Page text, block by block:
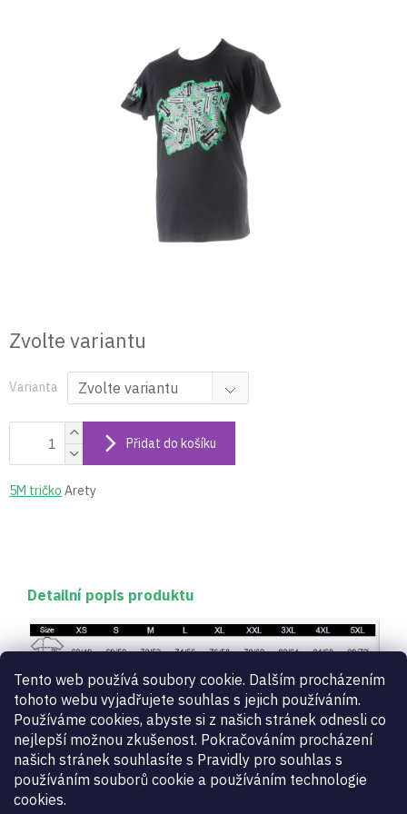
Tento web používá soubory cookie. Dalším procházením
tohoto webu vyjadřujete souhlas s jejich používáním.
Používáme cookies, abyste si z našich stránek odnesli co
nejlepší možnou zkušenost. Pokračováním procházení
našich stránek souhlasíte s Pravidly pro souhlas s
používáním souborů cookie a používáním technologie
cookies.
Zvolte variantu
Varianta
Přidat do košíku
5M tričko Arety
Detailní popis produktu
Doplňkové parametry
Kategorie:
Trička pro sportovní šerm funkční i
volnočasová designová
Záruka